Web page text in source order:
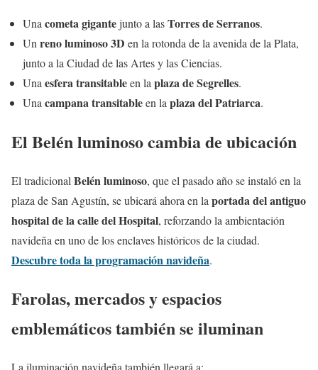
Una cometa gigantejunto a lasTorres de Serranos.
Un reno luminoso 3D en la rotonda de la avenida de la Plata,
junto a la Ciudad de las Artes y las Ciencias.
Una esfera transitableen la plaza de Segrelles.
Una campana transitableen la plaza del Patriarca.
El Belén luminoso cambia de ubicación
El tradicional Belén luminoso, que el pasado año se instaló en la
plaza de San Agustín, se ubicará ahora en la portada del antiguo
hospital de la calle del Hospital, reforzando la ambientación
navideña en uno de los enclaves históricos de la ciudad.
Descubre toda la programación navideña.
Farolas, mercados y espacios
emblemáticos también se iluminan